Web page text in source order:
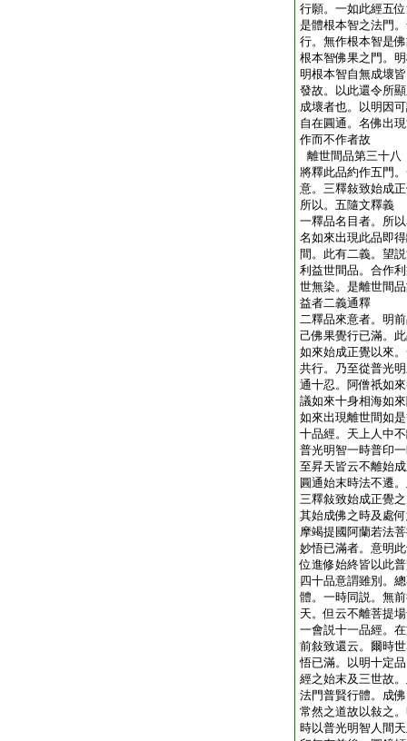
行願。一如此經五
是體根本智之法門
行。無作根本智是
根本智佛果之門。
明根本智自無成壞
發故。以此還令所
成壞者也。以明因
自在圓通。名佛出
作而不作者故
離世間品第三十八
將釋此品約作五門
意。三釋敍致始成
所以。五隨文釋義
一釋品名目者。所
名如來出現此品即
間。此有二義。望
利益世間品。合作
世無染。是離世間
益者二義通釋
二釋品來意者。明
己佛果覺行已滿。
如來始成正覺以來
共行。乃至從普光
通十忍。阿僧祇如
議如來十身相海如
如來出現離世間如
十品經。天上人中
普光明智一時普印
至昇天皆云不離始
圓通始末時法不遷
三釋敍致始成正覺
其始成佛之時及處
摩竭提國阿蘭若法
妙悟已滿者。意明
位進修始終皆以此
四十品意謂雖別。
體。一時同説。無
天。但云不離菩提
一會説十一品經。
前敍致還云。爾時
悟已滿。以明十定
經之始末及三世故
法門普賢行體。成
常然之道故以敍之
時以普光明智人間